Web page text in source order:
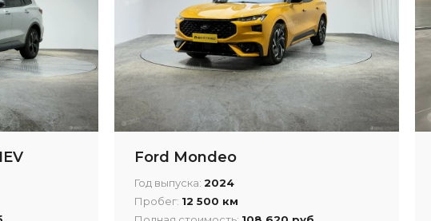
Ford Mondeo
Год выпуска: 2024
Пробег: 12 500 км